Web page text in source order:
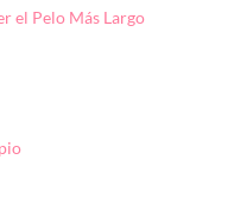
el Pelo Más Largo